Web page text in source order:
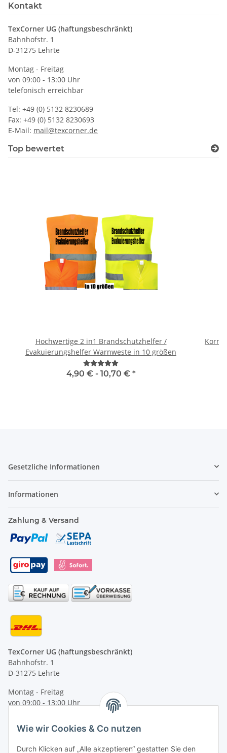
Kontakt
TexCorner UG (haftungsbeschränkt)
Bahnhofstr. 1
D-31275 Lehrte
Montag - Freitag
von 09:00 - 13:00 Uhr
telefonisch erreichbar
Tel: +49 (0) 5132 8230689
Fax: +49 (0) 5132 8230693
E-Mail: mail@texcorner.de
Top bewertet
Hochwertige 2 in1 Brandschutzhelfer /
Evakuierungshelfer Warnweste in 10 größen
4,90 € - 10,70 € *
Gesetzliche Informationen
Informationen
Zahlung & Versand
TexCorner UG (haftungsbeschränkt)
Bahnhofstr. 1
D-31275 Lehrte
Montag - Freitag
von 09:00 - 13:00 Uhr
Tel: +49 (0) 5132 8230689
Wie wir Cookies & Co nutzen
Durch Klicken auf „Alle akzeptieren“ gestatten Sie den